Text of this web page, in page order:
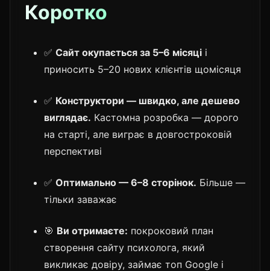
Коротко
✅ Сайт окупається за 5–6 місяці і
приносить 5–20 нових клієнтів щомісяця
✅ Конструктори — швидко, але дешево
виглядає. Кастомна розробка — дорого
на старті, але виграє в довгостроковій
перспективі
✅ Оптимально — 6–8 сторінок. Більше —
тільки заважає
🎯 Ви отримаєте: покроковий план
створення сайту психолога, який
викликає довіру, займає топ Google і